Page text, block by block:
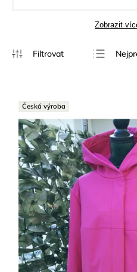
Zobrazit
Česká výroba